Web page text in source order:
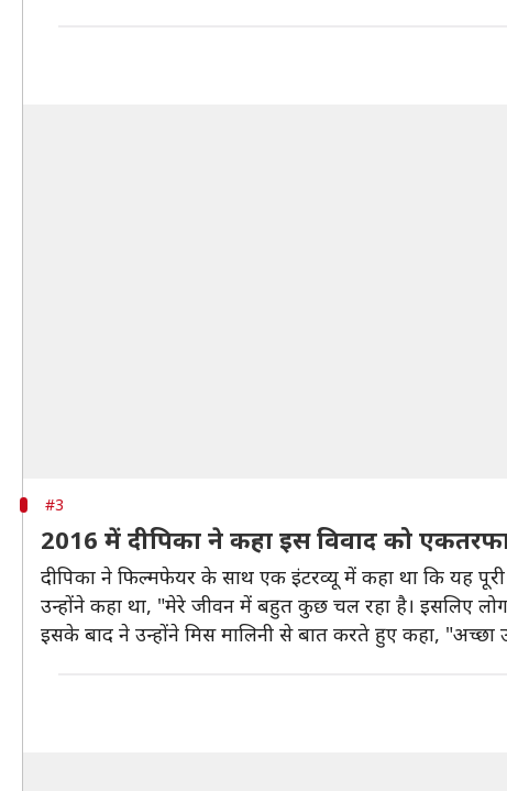
#3
2016 में दीपिका ने कहा इस विवाद को
दीपिका ने फिल्मफेयर के साथ एक इंटरव्यू में कहा था कि यह
उन्होंने कहा था, "मेरे जीवन में बहुत कुछ चल रहा है। इसलिए
इसके बाद ने उन्होंने मिस मालिनी से बात करते हुए कहा,